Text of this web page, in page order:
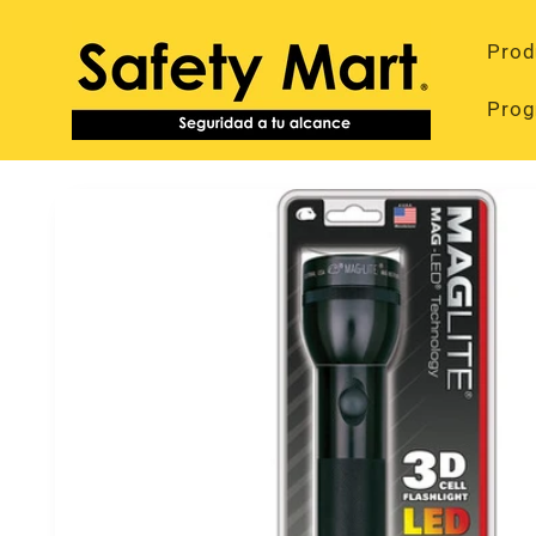
al contenido